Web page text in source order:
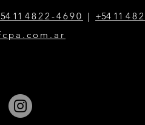
11 4822-4690 | +54 1 1